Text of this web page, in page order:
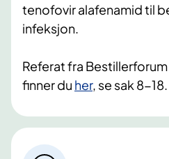
tenofovir alafenamid til
infeksjon.
Referat fra Bestillerforum
finner du her, se sak 8-18.